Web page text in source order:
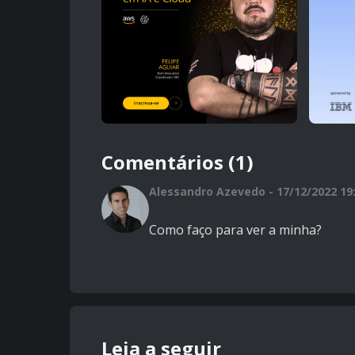
Comentários (1)
Alessandro Azevedo - 17/12/2022
Como faço para ver a minha?
Leia a seguir